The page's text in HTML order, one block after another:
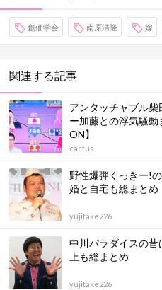
創価学会 南原清隆 嫁
関連する記事
アンタッチャブル
ー加藤との浮気騒
ON】
cactus
野性爆弾くっきー!
婚と自宅も総まとめ
yujitake226
中川パラダイスの
上も総まとめ
yujitake226